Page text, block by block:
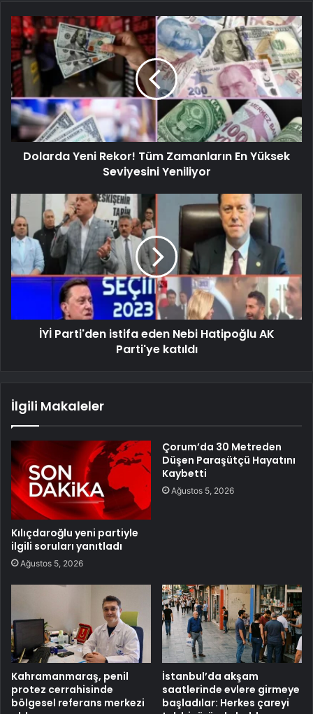
Dolarda Yeni Rekor! Tüm Zamanların En Yüksek
Seviyesini Yeniliyor
İYİ Parti'den istifa eden Nebi Hatipoğlu AK
Parti'ye katıldı
İlgili Makaleler
Kılıçdaroğlu yeni partiyle
ilgili soruları yanıtladı
Ağustos 5, 2026
Çorum’da 30 Metreden
Düşen Paraşütçü Hayatını
Kaybetti
Ağustos 5, 2026
Kahramanmaraş, penil
protez cerrahisinde
bölgesel referans merkezi
İstanbul’da akşam
saatlerinde evlere girmeye
başladılar: Herkes çareyi